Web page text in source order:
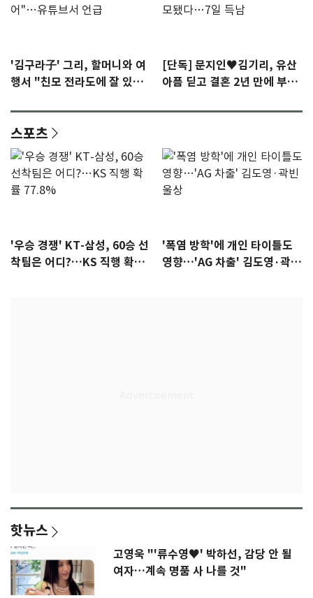
'김구라子' 그리, 할머니와 여
행서 "친모 전라도에 잘 있
[단독] 문지인♥김기리, 유산
아픔 딛고 결혼 2년 만에 부모
스포츠
'우승 경쟁' KT-삼성, 60승 선
착팀은 어디?…KS 직행 확률
'폭염 방학'에 개인 타이틀도
영향…'AG 차출' 김도영·곽빈
핫뉴스
고영욱 "'류수영♥' 박하선, 감당 안 될
여자…계속 명품 사 나를 것"